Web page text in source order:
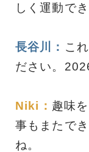
しく運動で
長谷川： こ
ださい。
Niki： 趣味
事もまたで
ね。